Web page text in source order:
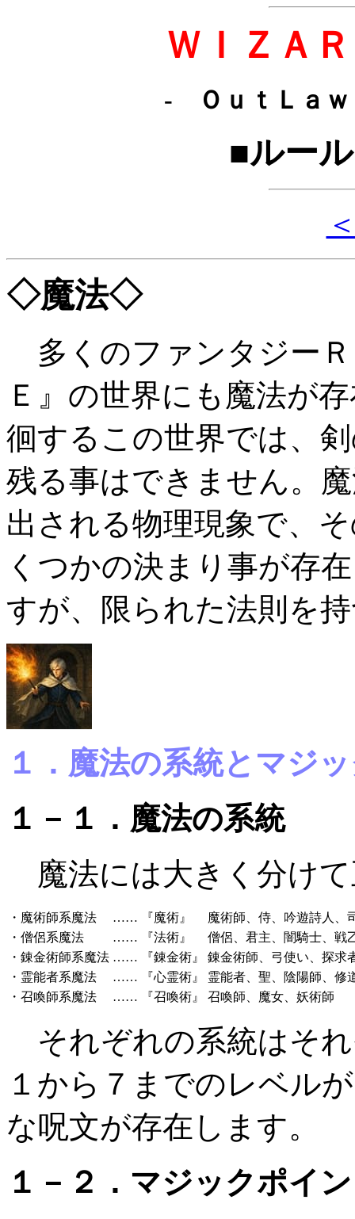
ＷＩＺＡ
- ＯｕｔＬａ
■ルー
◇魔法◇
多くのファンタジー
Ｅ』の世界にも魔法が
徊するこの世界では、
残る事はできません。
出される物理現象で、
くつかの決まり事が存
すが、限られた法則を
１．魔法の系統とマジ
１－１．魔法の系統
魔法には大きく分け
・魔術師系魔法 …… 『魔術』
魔術師、侍、吟遊詩人、
・僧侶系魔法
…… 『法術』
僧侶、君主、闇騎士、戦
・錬金術師系魔法 …… 『錬金術』
錬金術師、弓使い、探求
・霊能者系魔法
…… 『心霊術』
霊能者、聖、陰陽師、修
・召喚師系魔法
…… 『召喚術』 召喚師、魔女、妖術師
それぞれの系統はそ
１から７までのレベル
な呪文が存在します。
１－２．マジックポイ